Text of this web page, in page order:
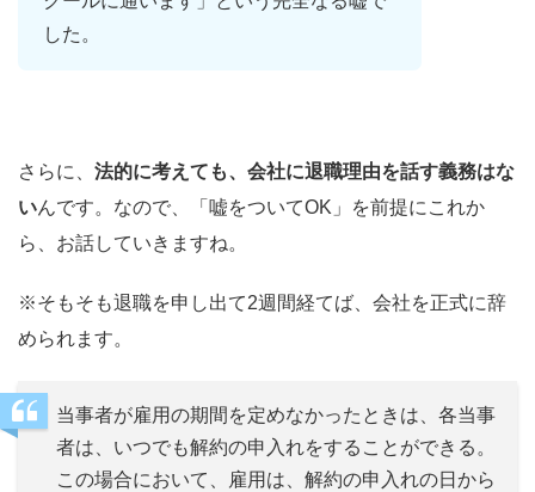
した。
さらに、 法的に考えても、会社に退職理由を話す義務はな
いんです。なので、「嘘をついてOK」を前提にこれか
ら、お話していきますね。
※そもそも退職を申し出て2週間経てば、会社を正式に辞
められます。
当事者が雇用の期間を定めなかったときは、各当事
者は、いつでも解約の申入れをすることができる。
この場合において、雇用は、解約の申入れの日から